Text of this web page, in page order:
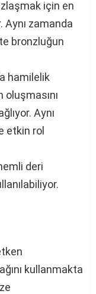
için en
zamanda
bronzluğun
hamilelik
Aynı
etkin rol
deri
kullanmakta